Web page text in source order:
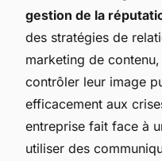
gestion de la
des stratégies de
marketing de
contrôler leur image
efficacement aux
entreprise fait face à
utiliser des